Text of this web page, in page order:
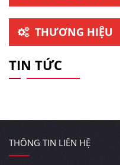
THƯƠNG HIỆU
TIN TỨC
THÔNG TIN LIÊN HỆ